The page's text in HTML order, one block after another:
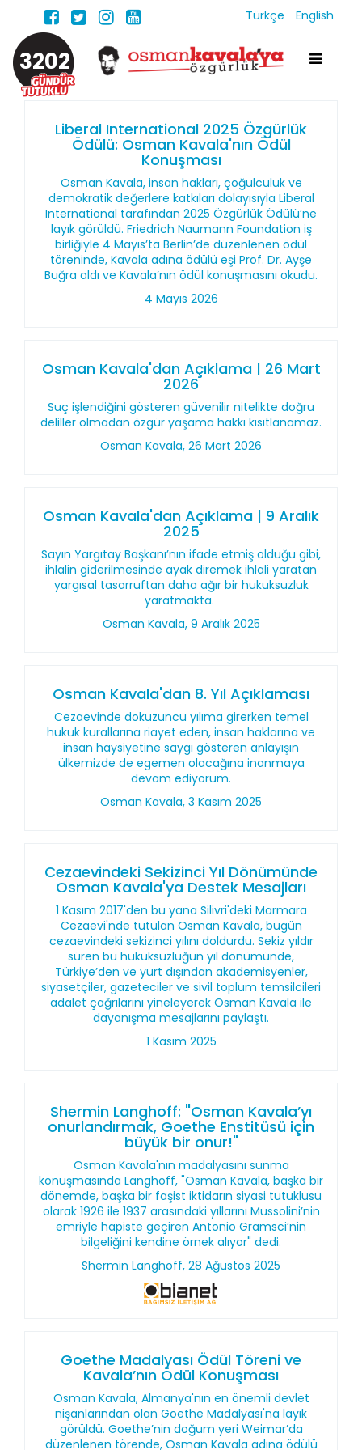
Türkçe English
3202
Liberal International 2025 Özgürlük
Ödülü: Osman Kavala'nın Ödül
Konuşması
Osman Kavala, insan hakları, çoğulculuk ve
demokratik değerlere katkıları dolayısıyla Liberal
International tarafından 2025 Özgürlük Ödülü’ne
layık görüldü. Friedrich Naumann Foundation iş
birliğiyle 4 Mayıs’ta Berlin’de düzenlenen ödül
töreninde, Kavala adına ödülü eşi Prof. Dr. Ayşe
Buğra aldı ve Kavala’nın ödül konuşmasını okudu.
4 Mayıs 2026
Osman Kavala'dan Açıklama | 26 Mart
2026
Suç işlendiğini gösteren güvenilir nitelikte doğru
deliller olmadan özgür yaşama hakkı kısıtlanamaz.
Osman Kavala, 26 Mart 2026
Osman Kavala'dan Açıklama | 9 Aralık
2025
Sayın Yargıtay Başkanı’nın ifade etmiş olduğu gibi,
ihlalin giderilmesinde ayak diremek ihlali yaratan
yargısal tasarruftan daha ağır bir hukuksuzluk
yaratmakta.
Osman Kavala, 9 Aralık 2025
Osman Kavala'dan 8. Yıl Açıklaması
Cezaevinde dokuzuncu yılıma girerken temel
hukuk kurallarına riayet eden, insan haklarına ve
insan haysiyetine saygı gösteren anlayışın
ülkemizde de egemen olacağına inanmaya
devam ediyorum.
Osman Kavala, 3 Kasım 2025
Cezaevindeki Sekizinci Yıl Dönümünde
Osman Kavala'ya Destek Mesajları
1 Kasım 2017'den bu yana Silivri'deki Marmara
Cezaevi'nde tutulan Osman Kavala, bugün
cezaevindeki sekizinci yılını doldurdu. Sekiz yıldır
süren bu hukuksuzluğun yıl dönümünde,
Türkiye’den ve yurt dışından akademisyenler,
siyasetçiler, gazeteciler ve sivil toplum temsilcileri
adalet çağrılarını yineleyerek Osman Kavala ile
dayanışma mesajlarını paylaştı.
1 Kasım 2025
Shermin Langhoff: "Osman Kavala’yı
onurlandırmak, Goethe Enstitüsü için
büyük bir onur!"
Osman Kavala'nın madalyasını sunma
konuşmasında Langhoff, "Osman Kavala, başka bir
dönemde, başka bir faşist iktidarın siyasi tutuklusu
olarak 1926 ile 1937 arasındaki yıllarını Mussolini’nin
emriyle hapiste geçiren Antonio Gramsci’nin
bilgeliğini kendine örnek alıyor" dedi.
Shermin Langhoff, 28 Ağustos 2025
Goethe Madalyası Ödül Töreni ve
Kavala’nın Ödül Konuşması
Osman Kavala, Almanya'nın en önemli devlet
nişanlarından olan Goethe Madalyası'na layık
görüldü. Goethe’nin doğum yeri Weimar’da
düzenlenen törende, Osman Kavala adına ödülü